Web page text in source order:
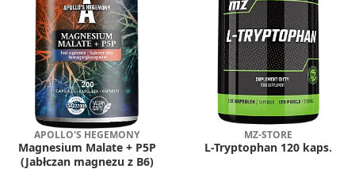
APOLLO'S HEGEMONY
Magnesium Malate + P5P
(Jabłczan magnezu z B6)
MZ-STORE
L-Tryptophan 120 kaps.